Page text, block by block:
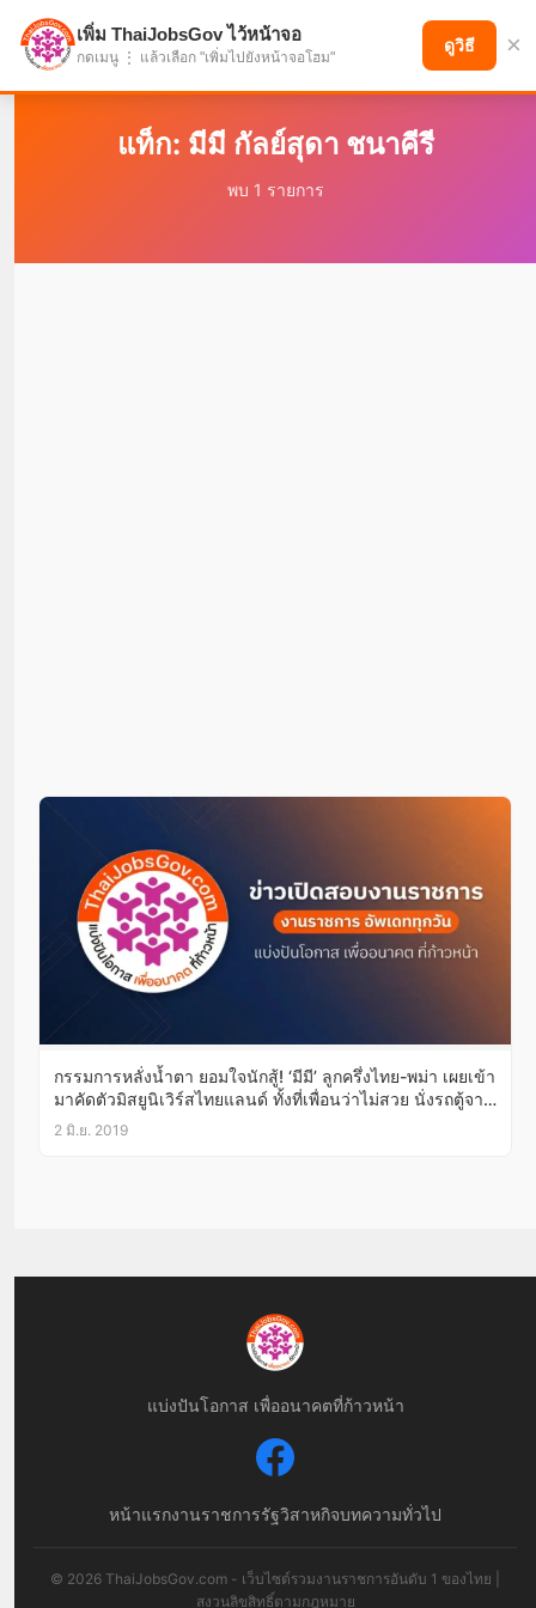
แบ่งปันโอกาส เพื่ออนาคตที่ก้าวหน้า
แท็ก: มีมี กัลย์สุดา ชนาคีรี
พบ 1 รายการ
กรรมการหลั่งน้ำตา ยอมใจนักสู้! ‘มีมี’ ลูกครึ่งไทย-พม่า เผยเข้า
มาคัดตัวมิสยูนิเวิร์สไทยแลนด์ ทั้งที่เพื่อนว่าไม่สวย นั่งรถตู้จาก
แม่สอดจนเมารถ ไม่มีพี่เลี้ยง-ไม่มีเสื้อผ้ารองเท้าสวยๆใส่มาคัด
2 มิ.ย. 2019
แบ่งปันโอกาส เพื่ออนาคตที่ก้าวหน้า
หน้าแรกงานราชการรัฐวิสาหกิจบทความทั่วไป
© 2026 ThaiJobsGov.com - เว็บไซต์รวมงานราชการอันดับ 1 ของไทย |
สงวนลิขสิทธิ์ตามกฎหมาย
เพิ่ม ThaiJobsGov ไว้หน้าจอ
กดเมนู ⋮ แล้วเลือก "เพิ่มไปยังหน้าจอโฮม"
ดูวิธี ×